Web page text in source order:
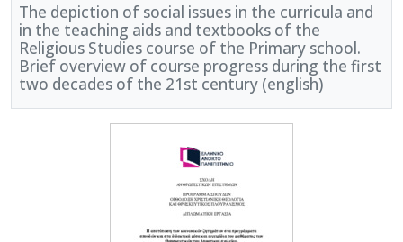
The depiction of social issues in the curricula and
in the teaching aids and textbooks of the
Religious Studies course of the Primary school.
Brief overview of course progress during the first
two decades of the 21st century (english)